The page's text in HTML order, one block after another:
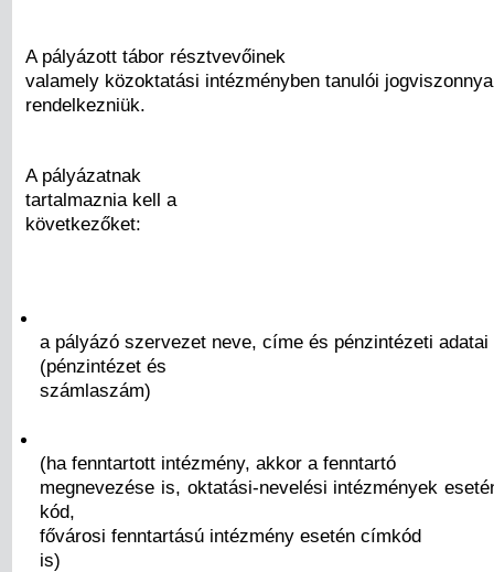
A pályázott tábor résztvevőinek
valamely közoktatási intézményben tanulói
rendelkezniük.
A pályázatnak
tartalmaznia kell a
következőket:
a pályázó szervezet neve, címe és pénzintézeti adatai
(pénzintézet és
számlaszám)
(ha fenntartott intézmény, akkor a fenntartó
megnevezése is, oktatási-nevelési intézmények
kód,
fővárosi fenntartású intézmény esetén címkód
is)